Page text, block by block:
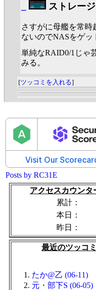
ストレージ
さすがに母艦を常時
ないのでNASをゲッ
単純なRAID0/1じゃ
みる。
[ツッコミを入れる]
Posts by RC31E
アクセスカウンタ
累計：
本日：
昨日：
最近のツッコミ
たか@乙 (06-11)
元・部下S (06-05)